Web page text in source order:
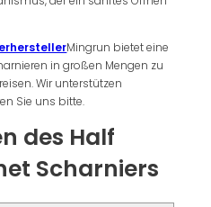
Mingrun bietet eine
in großen Mengen zu
Wir unterstützen
Sie uns bitte.
des Half
Scharniers